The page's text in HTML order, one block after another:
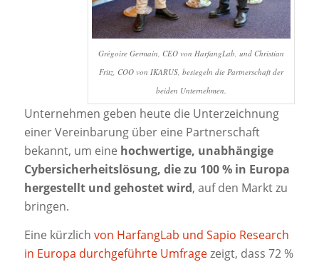
Grégoire Germain, CEO von HarfangLab, und Christian
Fritz, COO von IKARUS, besiegeln die Partnerschaft der
beiden Unternehmen.
Unternehmen geben heute die Unterzeichnung
einer Vereinbarung über eine Partnerschaft
bekannt, um eine hochwertige, unabhängige
Cybersicherheitslösung, die zu 100 % in Europa
hergestellt und gehostet wird, auf den Markt zu
bringen.
Eine kürzlich von HarfangLab und Sapio Research
in Europa durchgeführte Umfragezeigt, dass 72 %